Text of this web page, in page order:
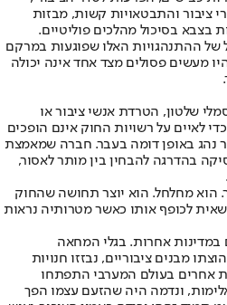
ציבור והתבטאויות קשות, מבזות
בצבא בסיכול מהלכים פוליטיים.
של ההתנהגויות האלו שפוגעות במרקם
מעשים פסולים מצד אחד אינה יכולה
שלטון, הטרדת אנשי ציבור או
לאיים על רשויות החוק אינם הופכים
נהג באופן דומה בעבר. חברה שמאמצת
בהדרגה להבחין בין מותר לאסור,
הוא מחלחל. הוא יוצר תחושה שהחוק
לכופף אותו כאשר מטרותיה נראות
אחרות. בגלי המחאה
מבנים ציבוריים, נבזזו חנויות
אחרים בעולם המערבי התפתחו
ונדמה היה שהזעם עצמו הפך